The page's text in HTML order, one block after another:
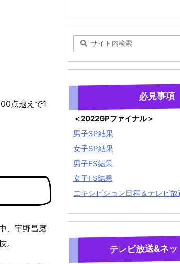
点越えで1
、宇野昌磨
。
必見事項
＜2022GPファイナル＞
男子SP結果
女子SP結果
男子FS結果
女子FS結果
エキシビション日程＆テレビ放
テレビ放送&ネ